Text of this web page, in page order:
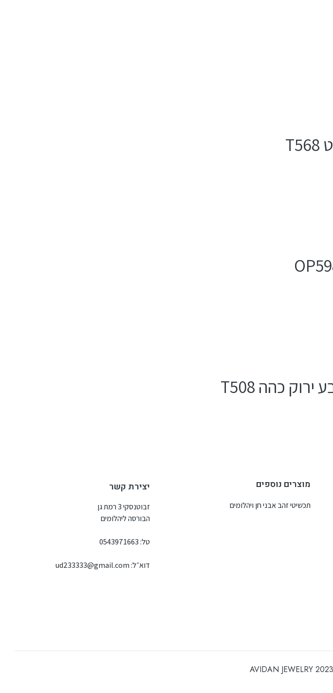
מוצרים נוספים
תכשיטי זהב אבני חן ויהלומים
יצירת קשר
זבוטנסקי 3 רמת גן
הבורסה ליהלומים
טל:0543971663
דוא״ל:ud233333@gmail.com